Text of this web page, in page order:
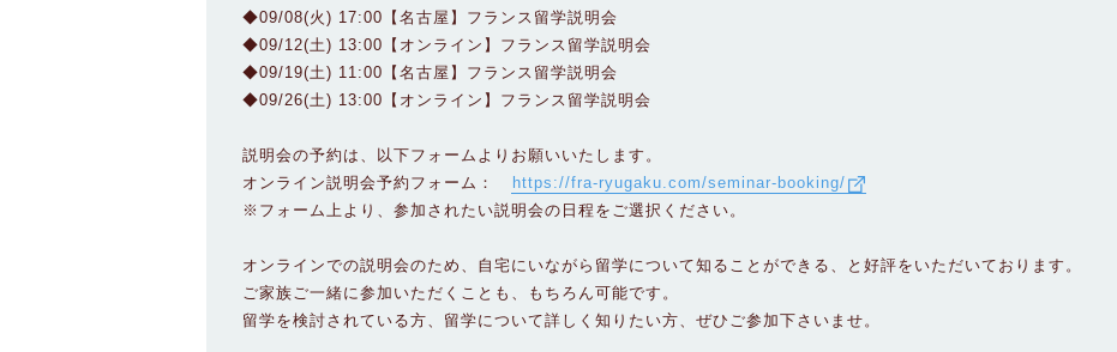
◆09/08(火) 17:00【名古屋】フランス留学説明会
◆09/12(土) 13:00【オンライン】フランス留学説明会
◆09/19(土) 11:00【名古屋】フランス留学説明会
◆09/26(土) 13:00【オンライン】フランス留学説明会
説明会の予約は、以下フォームよりお願いいたします。
オンライン説明会予約フォーム：
https://fra-ryugaku.com/seminar-booking/
※フォーム上より、参加されたい説明会の日程をご選択ください。
オンラインでの説明会のため、自宅にいながら留学について知ることができる、と好評をいただいております。
ご家族ご一緒に参加いただくことも、もちろん可能です。
留学を検討されている方、留学について詳しく知りたい方、ぜひご参加下さいませ。